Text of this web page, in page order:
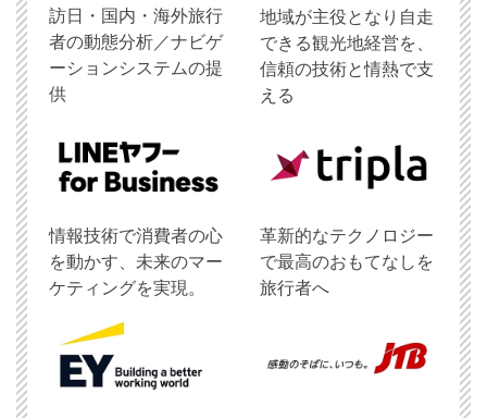
訪日・国内・海外旅行
者の動態分析／ナビゲ
ーションシステムの提
供
地域が主役となり自走
できる観光地経営を、
信頼の技術と情熱で支
える
情報技術で消費者の心
を動かす、未来のマー
ケティングを実現。
革新的なテクノロジー
で最高のおもてなしを
旅行者へ